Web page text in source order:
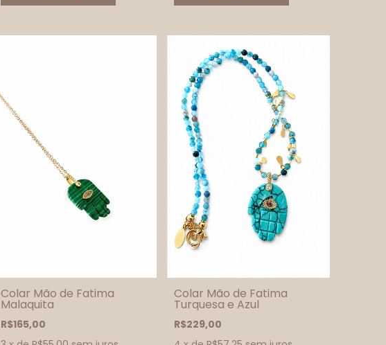
Colar Mão de Fatima
Malaquita
R$165,00
Colar Mão de Fatima
Turquesa e Azul
R$229,00